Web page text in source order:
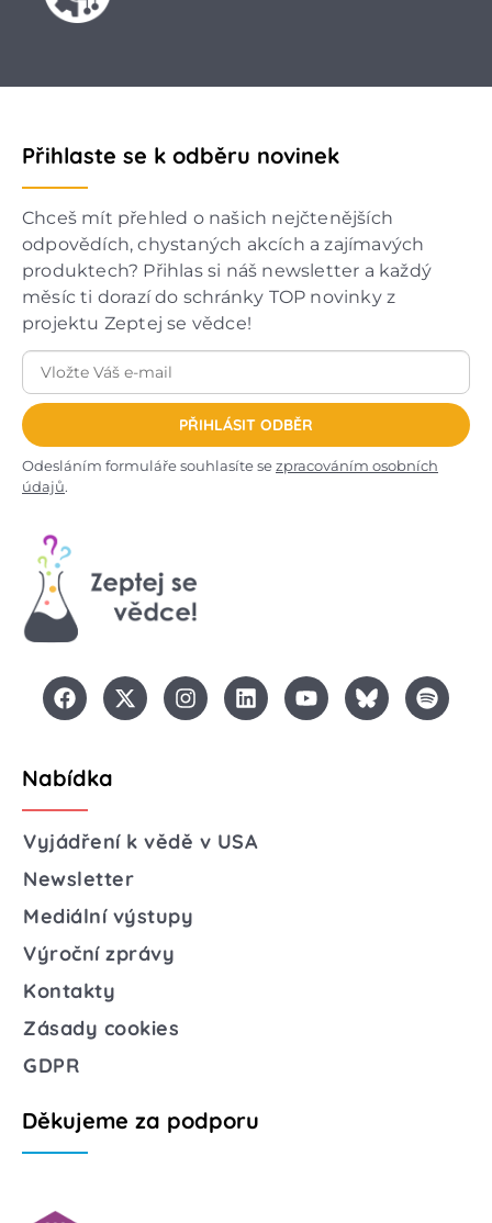
Přihlaste se k odběru novinek
Chceš mít přehled o našich nejčtenějších
odpovědích, chystaných akcích a zajímavých
produktech? Přihlas si náš newsletter a každý
měsíc ti dorazí do schránky TOP novinky z
projektu Zeptej se vědce!
PŘIHLÁSIT ODBĚR
Odesláním formuláře souhlasíte sezpracováním osobních
údajů.
Nabídka
Vyjádření k vědě v USA
Newsletter
Mediální výstupy
Výroční zprávy
Kontakty
Zásady cookies
GDPR
Děkujeme za podporu